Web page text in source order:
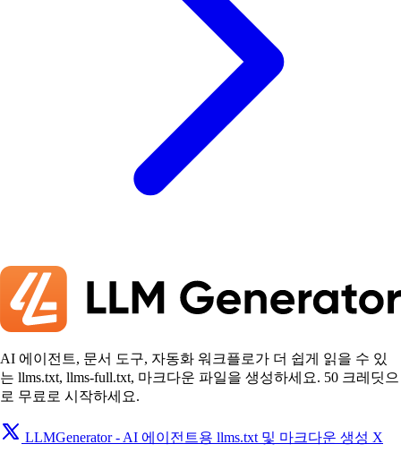
AI 에이전트, 문서 도구, 자동화 워크플로가 더 쉽게 읽을 수 있
는 llms.txt, llms-full.txt, 마크다운 파일을 생성하세요. 50 크레딧으
로 무료로 시작하세요.
LLMGenerator - AI 에이전트용 llms.txt 및 마크다운 생성 X